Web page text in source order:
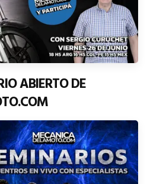
ABIERTO DE